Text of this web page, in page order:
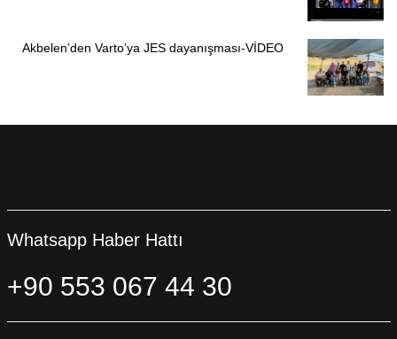
Akbelen’den Varto’ya JES dayanışması-VİDEO
Whatsapp Haber Hattı
+90 553 067 44 30